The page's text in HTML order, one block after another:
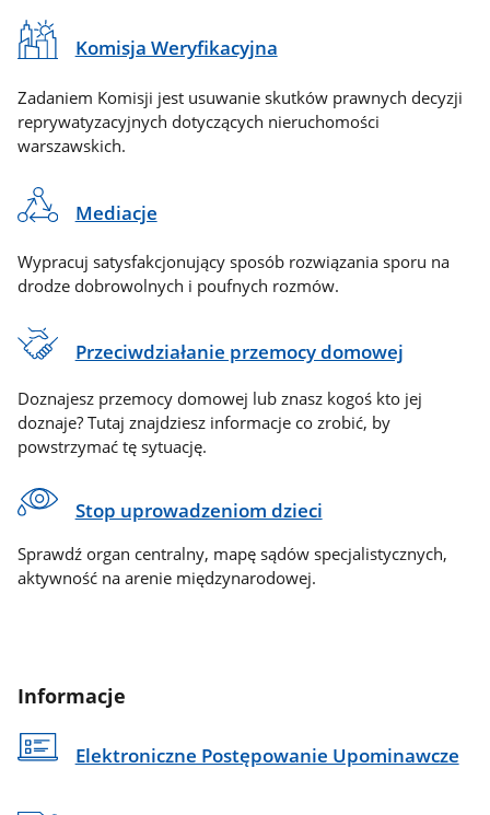
Komisja Weryfikacyjna
Zadaniem Komisji jest usuwanie skutków prawnych decyzji
reprywatyzacyjnych dotyczących nieruchomości
warszawskich.
Mediacje
Wypracuj satysfakcjonujący sposób rozwiązania sporu na
drodze dobrowolnych i poufnych rozmów.
Przeciwdziałanie przemocy domowej
Doznajesz przemocy domowej lub znasz kogoś kto jej
doznaje? Tutaj znajdziesz informacje co zrobić, by
powstrzymać tę sytuację.
Stop uprowadzeniom dzieci
Sprawdź organ centralny, mapę sądów specjalistycznych,
aktywność na arenie międzynarodowej.
Informacje
Elektroniczne Postępowanie Upominawcze